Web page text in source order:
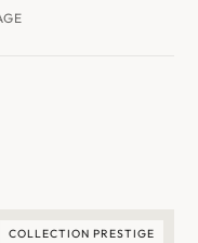
COLLECTION PRESTIGE